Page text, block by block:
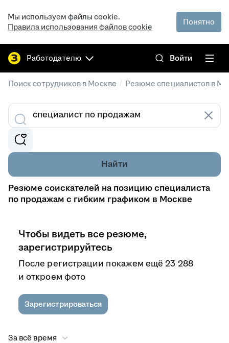
Мы используем файлы cookie.
Правила использования файлов cookie
Понятно
Работодателю Войти
Поиск сотрудников в Москве / Резюме специалистов в
Найти
Резюме соискателей на позицию специалиста
по продажам с гибким графиком в Москве
Чтобы видеть все резюме,
зарегистрируйтесь
После регистрации покажем ещё 23 288
и откроем фото
Зарегистрироваться
За всё время